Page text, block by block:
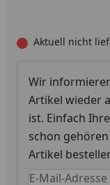
Aktuell nicht
Wir
Artikel wieder
ist. Einfach
schon
Artikel
Keine Eingabe
Eingabe